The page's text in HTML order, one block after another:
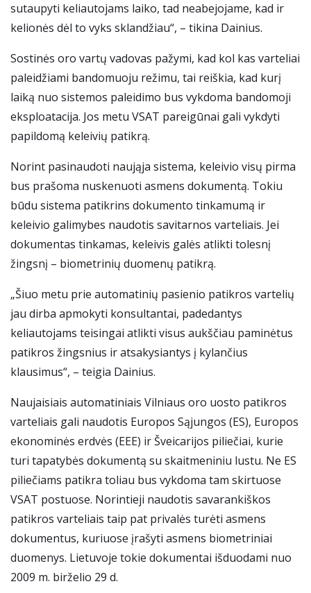
sutaupyti keliautojams laiko, tad neabejojame, kad ir
kelionės dėl to vyks sklandžiau“, – tikina Dainius.
Sostinės oro vartų vadovas pažymi, kad kol kas varteliai
paleidžiami bandomuoju režimu, tai reiškia, kad kurį
laiką nuo sistemos paleidimo bus vykdoma bandomoji
eksploatacija. Jos metu VSAT pareigūnai gali vykdyti
papildomą keleivių patikrą.
Norint pasinaudoti naująja sistema, keleivio visų pirma
bus prašoma nuskenuoti asmens dokumentą. Tokiu
būdu sistema patikrins dokumento tinkamumą ir
keleivio galimybes naudotis savitarnos varteliais. Jei
dokumentas tinkamas, keleivis galės atlikti tolesnį
žingsnį – biometrinių duomenų patikrą.
„Šiuo metu prie automatinių pasienio patikros vartelių
jau dirba apmokyti konsultantai, padedantys
keliautojams teisingai atlikti visus aukščiau paminėtus
patikros žingsnius ir atsakysiantys į kylančius
klausimus“, – teigia Dainius.
Naujaisiais automatiniais Vilniaus oro uosto patikros
varteliais gali naudotis Europos Sąjungos (ES), Europos
ekonominės erdvės (EEE) ir Šveicarijos piliečiai, kurie
turi tapatybės dokumentą su skaitmeniniu lustu. Ne ES
piliečiams patikra toliau bus vykdoma tam skirtuose
VSAT postuose. Norintieji naudotis savarankiškos
patikros varteliais taip pat privalės turėti asmens
dokumentus, kuriuose įrašyti asmens biometriniai
duomenys. Lietuvoje tokie dokumentai išduodami nuo
2009 m. birželio 29 d.